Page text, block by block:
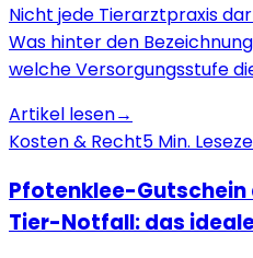
Nicht jede Tierarztpraxis
Was hinter den
welche Versorgungsstufe
Artikel lesen→
Kosten & Recht5 Min.
Pfotenklee-Gutschein
Tier-Notfall: das